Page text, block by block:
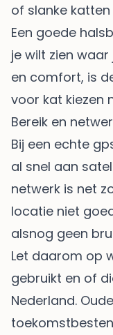
of slanke katten
Een goede
je wilt zien
en comfort, is
voor kat kiezen
Bereik en
Bij een echte
al snel aan
netwerk is net
locatie niet
alsnog geen
Let daarom op
gebruikt en of
Nederland.